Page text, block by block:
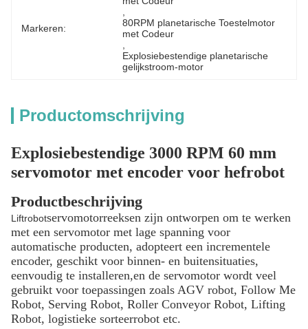
Markeren:
80RPM planetarische Toestelmotor
met Codeur
Explosiebestendige planetarische
gelijkstroom-motor
Productomschrijving
Explosiebestendige 3000 RPM 60 mm
servomotor met encoder voor hefrobot
Productbeschrijving
Liftrobotservomotorreeksen zijn ontworpen om te werken
met een servomotor met lage spanning voor
automatische producten, adopteert een incrementele
encoder, geschikt voor binnen- en buitensituaties,
eenvoudig te installeren,en de servomotor wordt veel
gebruikt voor toepassingen zoals AGV robot, Follow Me
Robot, Serving Robot, Roller Conveyor Robot, Lifting
Robot, logistieke sorteerrobot etc.